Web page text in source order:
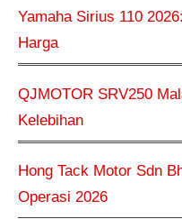
Yamaha Sirius 110
Harga
QJMOTOR SRV250
Kelebihan
Hong Tack Motor Sdn
Operasi 2026